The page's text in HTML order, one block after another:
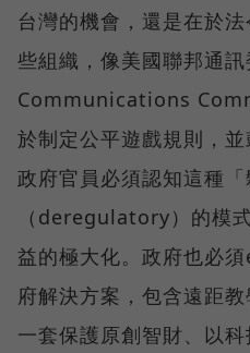
台灣的機會，還是在於
些組織，像美國聯邦通
Communications
於制定公平遊戲規則，
政府官員必須認知這種「
（deregulatory）的模
益的極大化。政府也必
府解決方案，包含遠距
一套保護原創智財、以